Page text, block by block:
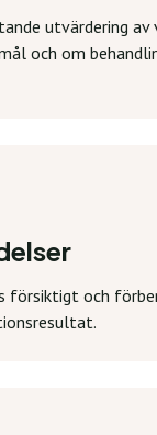
utvärdering av
och om
försiktigt och